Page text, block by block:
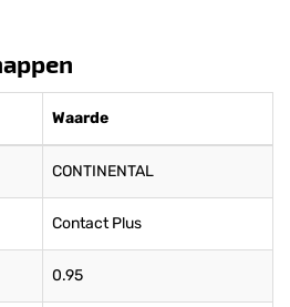
Waarde
CONTINENTAL
Contact Plus
0.95